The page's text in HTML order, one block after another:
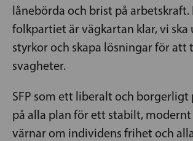
lånebörda och brist på arbetskraft.
folkpartiet är vägkartan klar, vi ska
styrkor och skapa lösningar för att
svagheter.
SFP som ett liberalt och
på alla plan för ett stabilt, modernt
värnar om individens frihet och